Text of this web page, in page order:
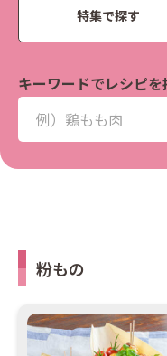
特集で探す
キーワードでレシピを
粉もの